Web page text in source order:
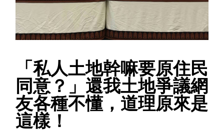
「私人土地幹嘛要原住民
同意？」還我土地爭議網
友各種不懂，道理原來是
這樣！